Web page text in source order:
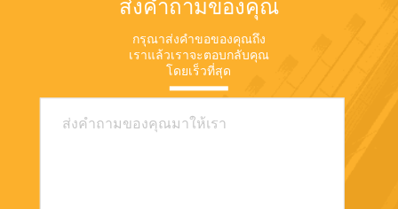
กรุณาส่งคำขอของคุณถึง
เราแล้วเราจะตอบกลับคุณ
โดยเร็วที่สุด